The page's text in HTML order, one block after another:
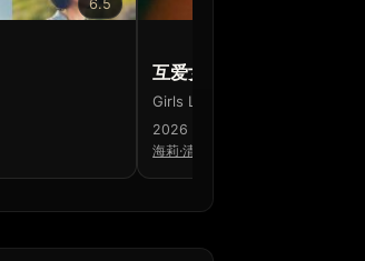
6.5
互爱女孩
Girls Like Girls
2026 · 美国 · 加拿大
海莉·清子